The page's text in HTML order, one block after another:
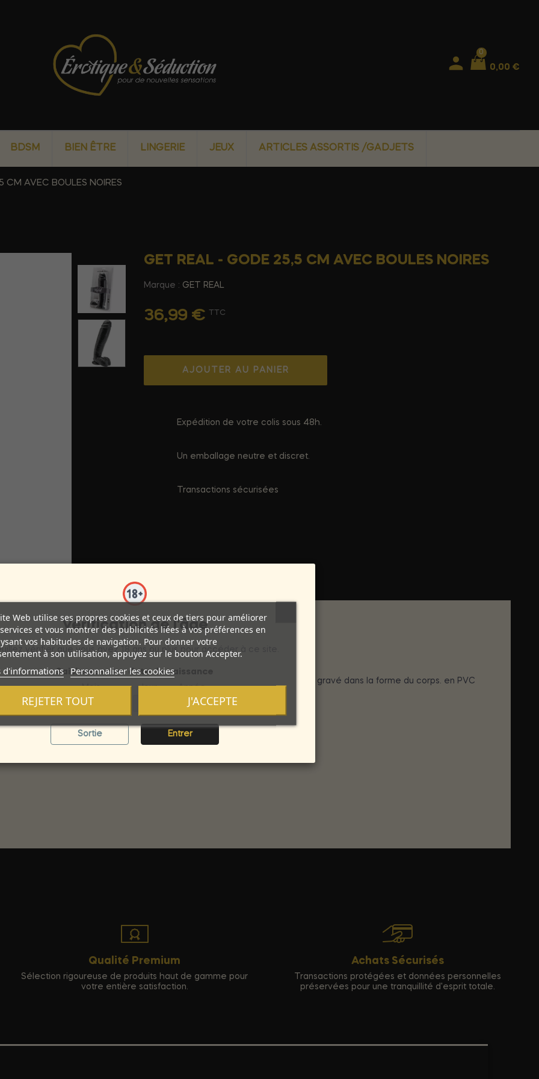
0
0,00 €
BDSM BIEN ÊTRE LINGERIE JEUX ARTICLES ASSORTIS /GADJETS
CM AVEC BOULES NOIRES
GET REAL - GODE 25,5 CM AVEC BOULES NOIRES
Marque : GET REAL
36,99 € TTC
AJOUTER AU PANIER
Expédition de votre colis sous 48h.
Un emballage neutre et discret.
Transactions sécurisées
vos points intimes.
tels que des veines pulsantes proéminentes le long de sa tige lisse et est gravé dans la forme du corps. en PVC
Qualité Premium
Sélection rigoureuse de produits haut de gamme pour
votre entière satisfaction.
Achats Sécurisés
Transactions protégées et données personnelles
préservées pour une tranquillité d'esprit totale.
Web utilise ses propres cookies et ceux de tiers pour améliorer
et vous montrer des publicités liées à vos préférences en
vos habitudes de navigation. Pour donner votre
à son utilisation, appuyez sur le bouton Accepter.
d'informations Personnaliser les cookies
REJETER TOUT J'ACCEPTE
Vérification de l'âge
vérifier que vous avez 18 ans ou plus pour accéder à ce site.
Saisissez votre date de naissance
Mois
Jour Année
Sortie Entrer